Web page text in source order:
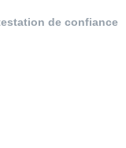
de confiance